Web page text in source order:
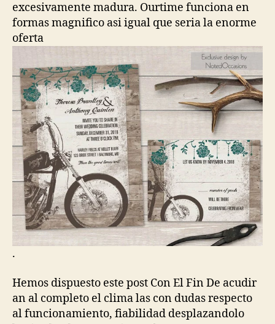
excesivamente madura. Ourtime funciona en
formas magnifico asi­ igual que seri­a la enorme
oferta
.
Hemos dispuesto este post Con El Fin De acudir
an al completo el clima las con dudas respecto
al funcionamiento, fiabilidad desplazandolo